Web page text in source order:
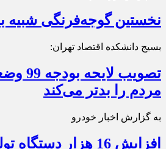
نخستین گوجه‌فرنگی شبیه
بسیج دانشکده اقتصاد تهران:
تصویب
مردم را بدتر می‌کند
به گزارش اخبار خودرو
افزایش 16 هزار